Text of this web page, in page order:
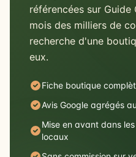
référencées sur
mois des milliers de
recherche d'une
eux.
Fiche boutique
Avis Google agrégés
Mise en avant dans
locaux